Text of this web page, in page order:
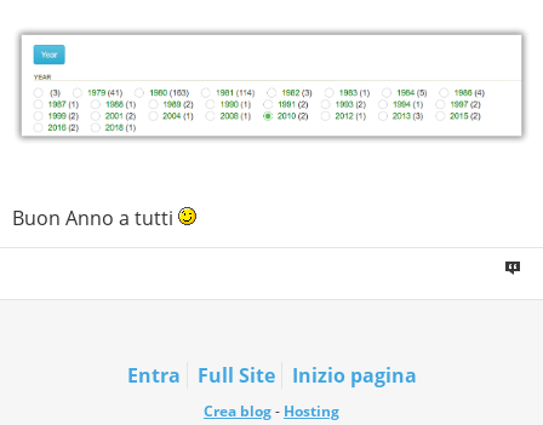
	actors.actorid = $actor_id
GROUP BY
	anno
	";
Buon Anno a tutti
Entra Full Site Inizio pagina
Crea blog- Hosting